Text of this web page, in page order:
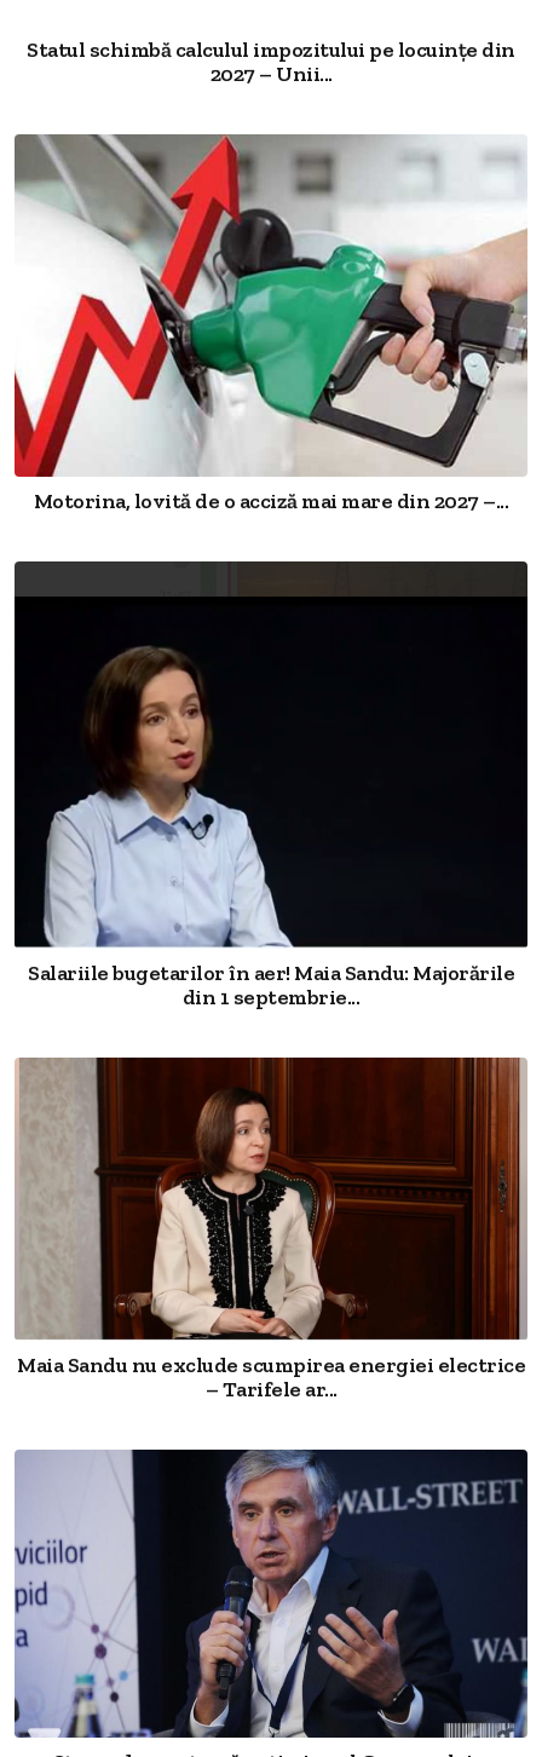
Statul schimbă calculul impozitului pe locuințe din
2027 – Unii...
Motorina, lovită de o acciză mai mare din 2027 –...
Salariile bugetarilor în aer! Maia Sandu: Majorările
din 1 septembrie...
Maia Sandu nu exclude scumpirea energiei electrice
– Tarifele ar...